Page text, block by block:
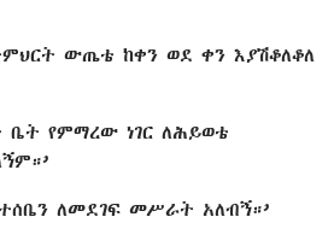
ውጤቴ ከቀን ወደ ቀን እያሽቆለቆለ
ቤት የምማረው ነገር ለሕይወቴ
ለመደገፍ መሥራት አለብኝ።’